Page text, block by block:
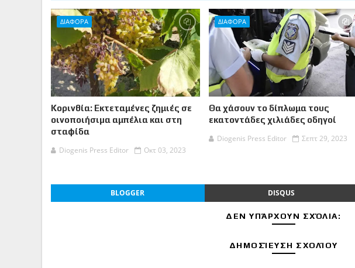
ΔΙΑΦΟΡΑ
Κορινθία: Εκτεταμένες ζημιές σε
οινοποιήσιµα αμπέλια και στη
σταφίδα
Diogenis Press Editor
Οκτ 03, 2023
ΔΙΑΦΟΡΑ
Θα χάσουν το δίπλωμα τους
εκατοντάδες χιλιάδες οδηγοί
Diogenis Press Editor
Σεπτ 29, 2023
BLOGGER DISQUS
ΔΕΝ ΥΠΆΡΧΟΥΝ ΣΧΌΛΙΑ:
ΔΗΜΟΣΊΕΥΣΗ ΣΧΟΛΊΟΥ